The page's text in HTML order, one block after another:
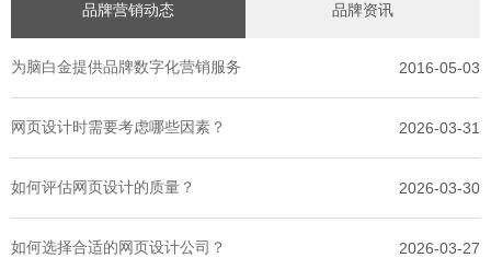
品牌营销动态 品牌资讯
为脑白金提供品牌数字化营销服务 2016-05-03
网页设计时需要考虑哪些因素？ 2026-03-31
如何评估网页设计的质量？ 2026-03-30
如何选择合适的网页设计公司？ 2026-03-27